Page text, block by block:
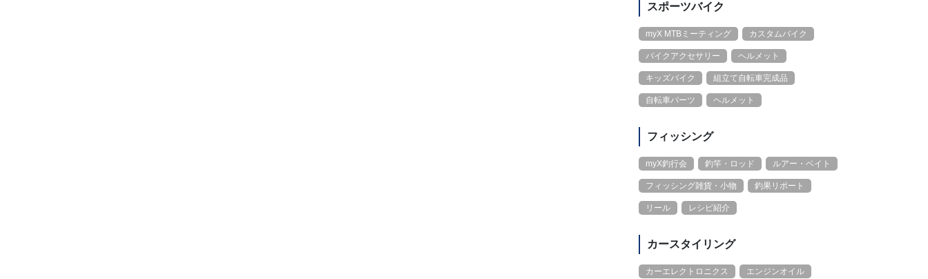
スポーツバイク
myX MTBミーティング カスタムバイク
バイクアクセサリー ヘルメット
キッズバイク 組立て自転車完成品
自転車パーツ ヘルメット
フィッシング
myX釣行会 釣竿・ロッド ルアー・ベイト
フィッシング雑貨・小物 釣果リポート
リール レシピ紹介
カースタイリング
カーエレクトロニクス エンジンオイル